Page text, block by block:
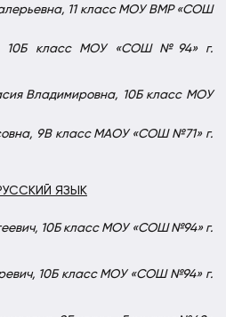
11 класс МОУ ВМР «СОШ
10Б класс МОУ «СОШ №94» г.
Владимировна, 10Б класс МОУ
9В класс МАОУ «СОШ №71» г.
ЯЗЫК
10Б класс МОУ «СОШ №94» г.
10Б класс МОУ «СОШ №94» г.